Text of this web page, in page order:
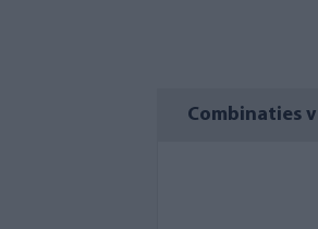
kiezen
filtercombinatie
Combinaties